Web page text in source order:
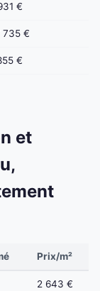
€
735 €
€
et
Prix/m²
2 643 €